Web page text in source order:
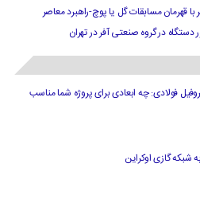
قهرمان مسابقات گل یا پوچ-راهبرد معاصر
دستگاه در گروه صنعتی آفر در تهران
فولادی: چه ابعادی برای پروژه شما مناسب
شبکه گازی اوکراین